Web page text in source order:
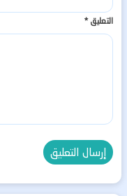
التعليق*